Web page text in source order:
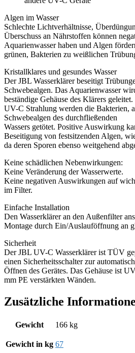
Algen im Wasser
Schlechte Lichtverhältnisse,
Überschuss an Nährstoffen können
Aquarienwasser haben und Algen
grünen, Bakterien zu weißlichen
Kristallklares und gesundes Wasser
Der JBL Wasserklärer beseitigt
Schwebealgen. Das Aquarienwasser
beständige Gehäuse des Klärers
UV-C Strahlung werden die Bakterien,
Schwebealgen des durchfließenden
Wassers getötet. Positive Auswirkung
Beseitigung von festsitzenden Algen,
da deren Sporen ebenso weitgehend
Keine schädlichen Nebenwirkungen:
Keine Veränderung der Wasserwerte.
Keine negativen Auswirkungen auf
im Filter.
Einfache Installation
Den Wasserklärer an den Außenfilter
Montage durch Ein/Auslauföffnung an
Sicherheit
Der JBL UV-C Wasserklärer ist TÜV
einen Sicherheitsschalter zur
Öffnen des Gerätes. Das Gehäuse ist
mm PE verstärkten Wänden.
Zusätzliche
Gewicht 166 kg
Gewicht in kg 67